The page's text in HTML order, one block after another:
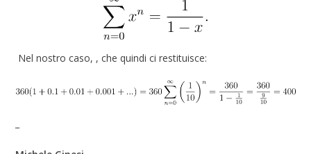
Nel nostro caso, , che quindi ci restituisce: